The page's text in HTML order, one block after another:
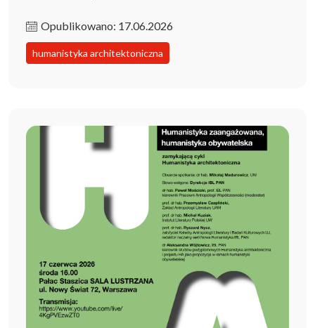
Opublikowano: 17.06.2026
humanistyka architektoniczna